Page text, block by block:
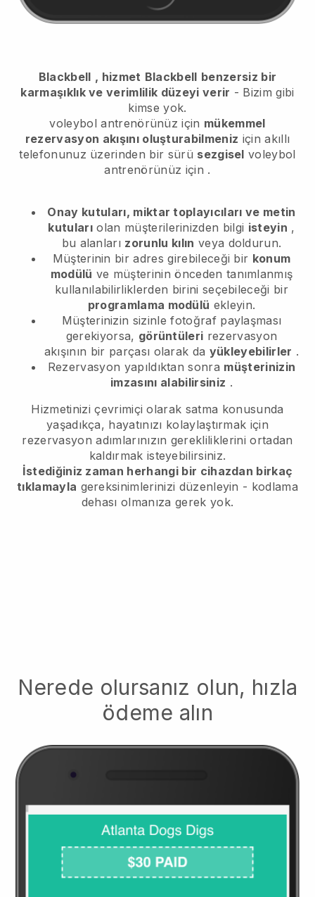
Blackbell , hizmet Blackbell benzersiz bir
karmaşıklık ve verimlilik düzeyi verir - Bizim gibi
kimse yok.
voleybol antrenörünüz için mükemmel
rezervasyon akışını oluşturabilmeniz için akıllı
telefonunuz üzerinden bir sürü sezgisel voleybol
antrenörünüz için .
Onay kutuları, miktar toplayıcıları ve metin
kutuları olan müşterilerinizden bilgi isteyin ,
bu alanları zorunlu kılın veya doldurun.
Müşterinin bir adres girebileceği bir konum
modülü ve müşterinin önceden tanımlanmış
kullanılabilirliklerden birini seçebileceği bir
programlama modülü ekleyin.
Müşterinizin sizinle fotoğraf paylaşması
gerekiyorsa, görüntüleri rezervasyon
akışının bir parçası olarak da yükleyebilirler .
Rezervasyon yapıldıktan sonra müşterinizin
imzasını alabilirsiniz .
Hizmetinizi çevrimiçi olarak satma konusunda
yaşadıkça, hayatınızı kolaylaştırmak için
rezervasyon adımlarınızın gerekliliklerini ortadan
kaldırmak isteyebilirsiniz.
İstediğiniz zaman herhangi bir cihazdan birkaç
tıklamayla gereksinimlerinizi düzenleyin - kodlama
dehası olmanıza gerek yok.
Nerede olursanız olun, hızla
ödeme alın